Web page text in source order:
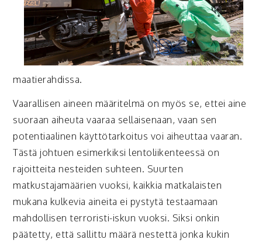
maatierahdissa.
Vaarallisen aineen määritelmä on myös se, ettei aine
suoraan aiheuta vaaraa sellaisenaan, vaan sen
potentiaalinen käyttötarkoitus voi aiheuttaa vaaran.
Tästä johtuen esimerkiksi lentoliikenteessä on
rajoitteita nesteiden suhteen. Suurten
matkustajamäärien vuoksi, kaikkia matkalaisten
mukana kulkevia aineita ei pystytä testaamaan
mahdollisen terroristi-iskun vuoksi. Siksi onkin
päätetty, että sallittu määrä nestettä jonka kukin